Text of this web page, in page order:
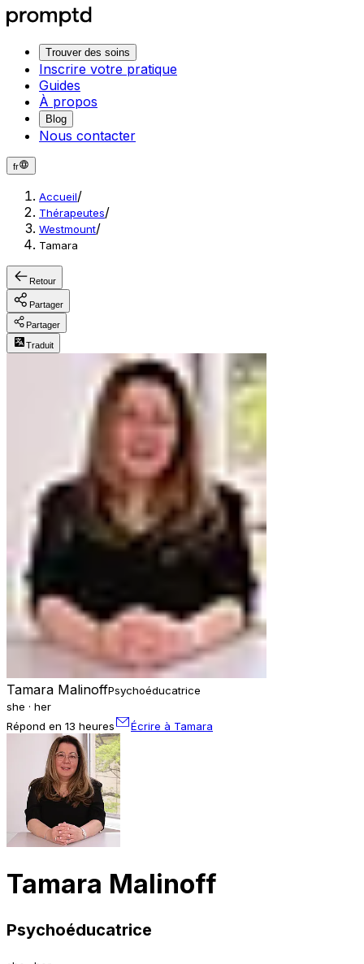
Trouver des soins
Inscrire votre pratique
Guides
À propos
Blog
Nous contacter
fr
Accueil/
Thérapeutes/
Westmount/
Tamara
Retour
Partager
Partager
Traduit
Tamara MalinoffPsychoéducatrice
she · her
Répond en 13 heures
Écrire à Tamara
Tamara Malinoff
Psychoéducatrice